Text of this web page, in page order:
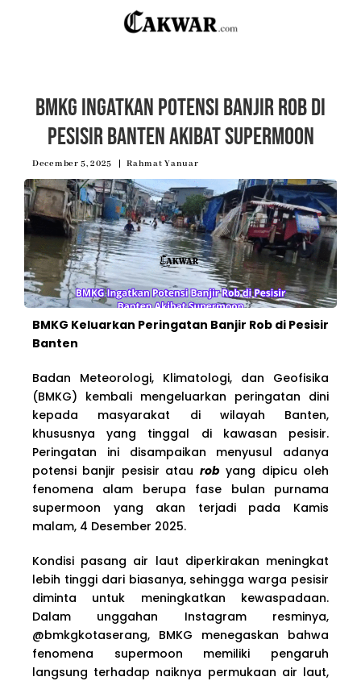
BMKG Ingatkan Potensi Banjir Rob di
Pesisir Banten Akibat Supermoon
December 5, 2025 Rahmat Yanuar
BMKG Keluarkan Peringatan Banjir Rob di Pesisir
Banten
Badan Meteorologi, Klimatologi, dan Geofisika
(BMKG) kembali mengeluarkan peringatan dini
kepada masyarakat di wilayah Banten,
khususnya yang tinggal di kawasan pesisir.
Peringatan ini disampaikan menyusul adanya
potensi banjir pesisir atau robyang dipicu oleh
fenomena alam berupa fase bulan purnama
supermoon yang akan terjadi pada Kamis
malam, 4 Desember 2025.
Kondisi pasang air laut diperkirakan meningkat
lebih tinggi dari biasanya, sehingga warga pesisir
diminta untuk meningkatkan kewaspadaan.
Dalam unggahan Instagram resminya,
@bmkgkotaserang, BMKG menegaskan bahwa
fenomena supermoon memiliki pengaruh
langsung terhadap naiknya permukaan air laut,